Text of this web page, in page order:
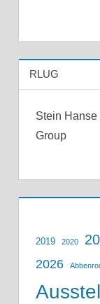
RLUG
Stein
Group
2019 2020
2026